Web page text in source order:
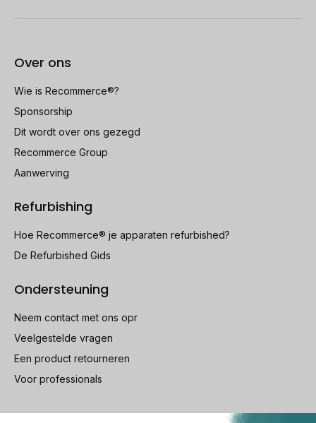
Over ons
Wie is Recommerce®?
Sponsorship
Dit wordt over ons gezegd
Recommerce Group
Aanwerving
Refurbishing
Hoe Recommerce® je apparaten refurbished?
De Refurbished Gids
Ondersteuning
Neem contact met ons opr
Veelgestelde vragen
Een product retourneren
Voor professionals